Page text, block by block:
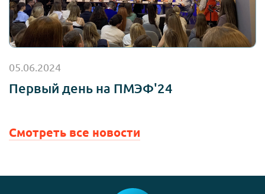
05.06.2024
Первый день на ПМЭФ'24
Смотреть все новости